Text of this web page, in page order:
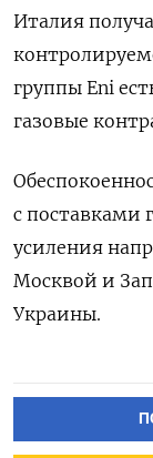
Италия
группы Eni
газовые
с поставками
усиления
Москвой и
Украины.